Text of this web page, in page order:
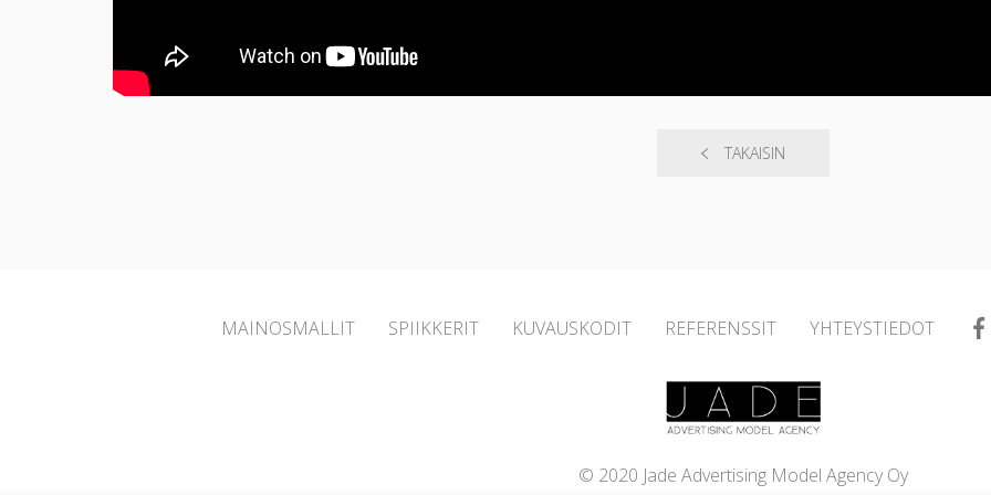
TAKAISIN
MAINOSMALLIT SPIIKKERIT KUVAUSKODIT REFERENSSIT YHTEYSTIEDOT
© 2020 Jade Advertising Model Agency Oy